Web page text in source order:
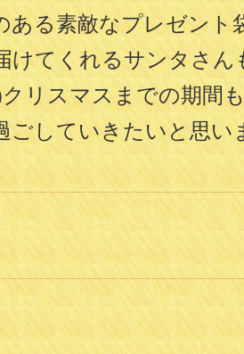
ある素敵なプレゼン
けてくれるサンタさ
リスマスまでの期間
ごしていきたいと思い